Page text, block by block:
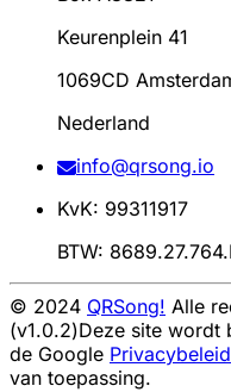
Keurenplein 41
1069CD
Nederland
info@qrsong.io
KvK: 99311917
BTW:
© 2024 QRSong! Alle
(v1.0.2)Deze site wordt
de Google Privacybeleid
van toepassing.